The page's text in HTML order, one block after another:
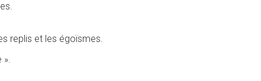
replis et les égoïsmes.
».